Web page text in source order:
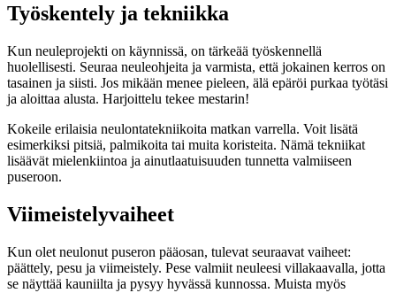
Työskentely ja tekniikka
Kun neuleprojekti on käynnissä, on tärkeää työskennellä
huolellisesti. Seuraa neuleohjeita ja varmista, että jokainen kerros on
tasainen ja siisti. Jos mikään menee pieleen, älä epäröi purkaa työtäsi
ja aloittaa alusta. Harjoittelu tekee mestarin!
Kokeile erilaisia neulontatekniikoita matkan varrella. Voit lisätä
esimerkiksi pitsiä, palmikoita tai muita koristeita. Nämä tekniikat
lisäävät mielenkiintoa ja ainutlaatuisuuden tunnetta valmiiseen
puseroon.
Viimeistelyvaiheet
Kun olet neulonut puseron pääosan, tulevat seuraavat vaiheet:
päättely, pesu ja viimeistely. Pese valmiit neuleesi villakaavalla, jotta
se näyttää kauniilta ja pysyy hyvässä kunnossa. Muista myös